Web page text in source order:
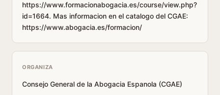
https://www.formacionabogacia.es/course/view.php?
id=1664. Mas informacion en el catalogo del CGAE:
https://www.abogacia.es/formacion/
ORGANIZA
Consejo General de la Abogacia Espanola (CGAE)